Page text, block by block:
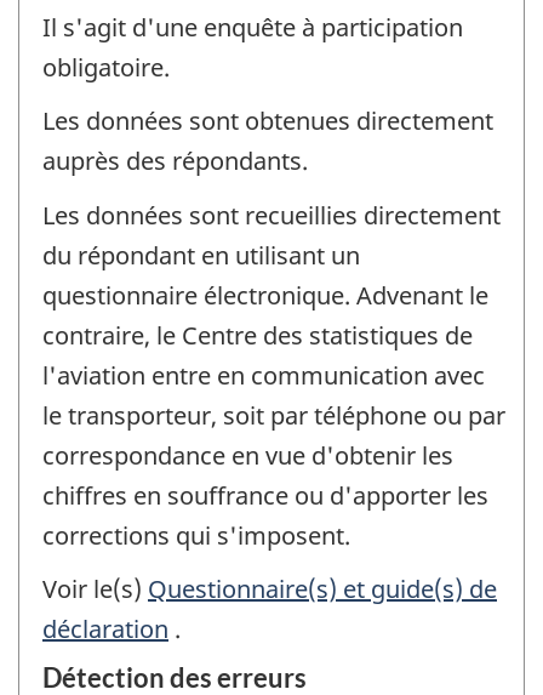
Il s'agit d'une enquête à participation
obligatoire.
Les données sont obtenues directement
auprès des répondants.
Les données sont recueillies directement
du répondant en utilisant un
questionnaire électronique. Advenant le
contraire, le Centre des statistiques de
l'aviation entre en communication avec
le transporteur, soit par téléphone ou par
correspondance en vue d'obtenir les
chiffres en souffrance ou d'apporter les
corrections qui s'imposent.
Voir le(s) Questionnaire(s) et guide(s) de
déclaration .
Détection des erreurs